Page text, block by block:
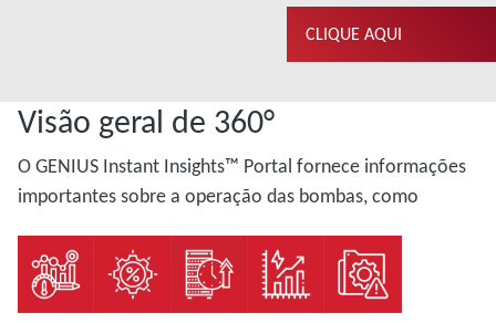
CLIQUE AQUI
Visão geral de 360°
O GENIUS Instant Insights™ Portal fornece informações
importantes sobre a operação das bombas, como